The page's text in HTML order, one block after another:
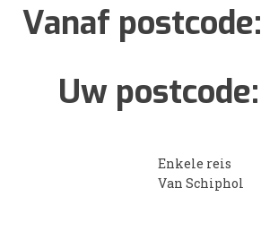
Vanaf postcode:
Uw postcode:
Enkele reis
Van Schiphol